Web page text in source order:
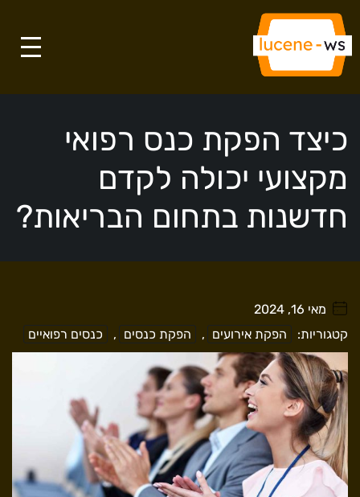
כיצד הפקת כנס רפואי
מקצועי יכולה לקדם
חדשנות בתחום הבריאות?
. . . . .מאי 16, 2024
קטגוריות:
הפקת אירועים , הפקת כנסים , כנסים רפואיים